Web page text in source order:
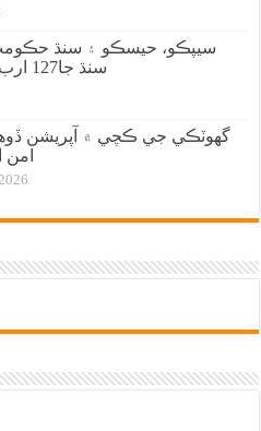
سيپڪو، حيسڪو ۽ سنڌ
سنڌ جا127 ارب رپيا ٻڏي ويا؟
گهوٽڪي جي ڪچي ۾ آپريشن
امن